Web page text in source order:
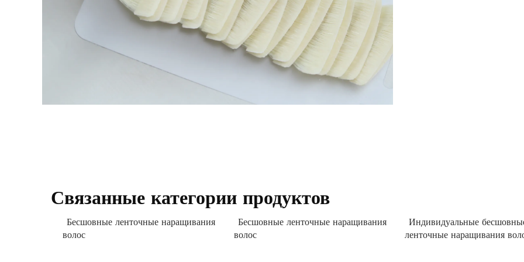
Связанные категории продуктов
Бесшовные ленточные наращивания
волос
Бесшовные ленточные наращивания
волос
Индивидуальные
ленточные наращивания